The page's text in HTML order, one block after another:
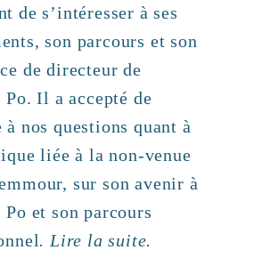
de s’intéresser à ses
son parcours et son
de directeur de
Po. Il a accepté de
à nos questions quant à
liée à la non-venue
sur son avenir à
Po et son parcours
. Lire la suite.